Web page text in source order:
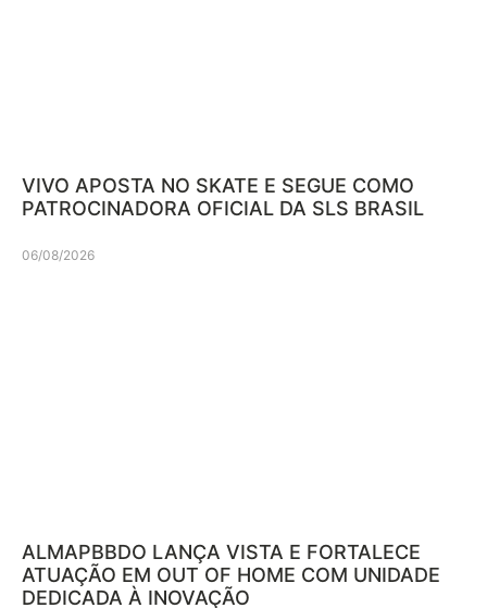
VIVO APOSTA NO SKATE E SEGUE COMO
PATROCINADORA OFICIAL DA SLS BRASIL
06/08/2026
ALMAPBBDO LANÇA VISTA E FORTALECE
ATUAÇÃO EM OUT OF HOME COM UNIDADE
DEDICADA À INOVAÇÃO